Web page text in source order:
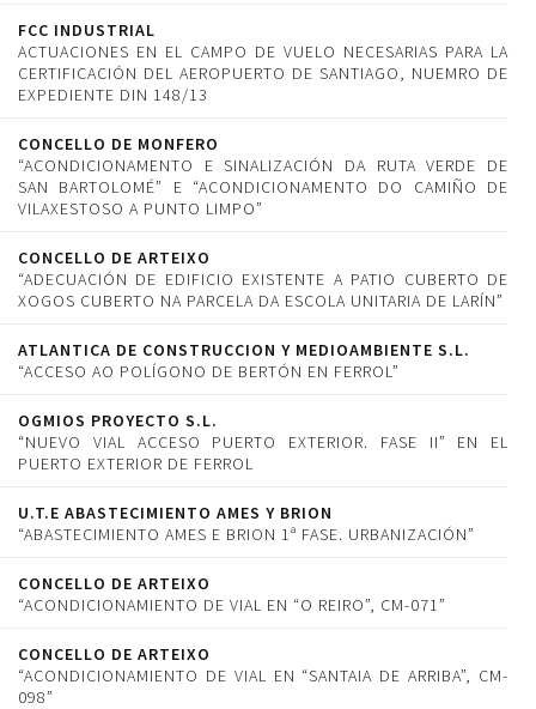
FCC INDUSTRIAL
ACTUACIONES EN EL CAMPO DE VUELO NECESARIAS PARA LA
CERTIFICACIÓN DEL AEROPUERTO DE SANTIAGO, NUEMRO DE
EXPEDIENTE DIN 148/13
CONCELLO DE MONFERO
“ACONDICIONAMENTO E SINALIZACIÓN DA RUTA VERDE DE
SAN BARTOLOMÉ” E “ACONDICIONAMENTO DO CAMIÑO DE
VILAXESTOSO A PUNTO LIMPO”
CONCELLO DE ARTEIXO
“ADECUACIÓN DE EDIFICIO EXISTENTE A PATIO CUBERTO DE
XOGOS CUBERTO NA PARCELA DA ESCOLA UNITARIA DE LARÍN”
ATLANTICA DE CONSTRUCCION Y MEDIOAMBIENTE S.L.
“ACCESO AO POLÍGONO DE BERTÓN EN FERROL”
OGMIOS PROYECTO S.L.
“NUEVO VIAL ACCESO PUERTO EXTERIOR. FASE II” EN EL
PUERTO EXTERIOR DE FERROL
U.T.E ABASTECIMIENTO AMES Y BRION
“ABASTECIMIENTO AMES E BRION 1ª FASE. URBANIZACIÓN”
CONCELLO DE ARTEIXO
“ACONDICIONAMIENTO DE VIAL EN “O REIRO”, CM-071”
CONCELLO DE ARTEIXO
“ACONDICIONAMIENTO DE VIAL EN “SANTAIA DE ARRIBA”, CM-
098”